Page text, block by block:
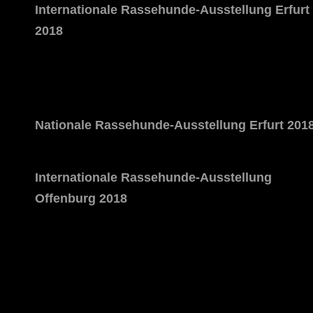
Internationale Rassehunde-Ausstellung Erfurt
2018
Nationale Rassehunde-Ausstellung Erfurt
Internationale Rassehunde-Ausstellung
Offenburg 2018